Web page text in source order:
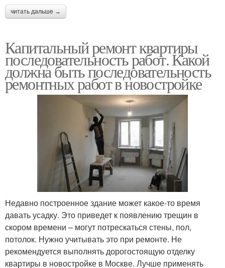
читать дальше →
Капитальный ремонт квартиры
последовательность работ. Какой
должна быть последовательность
ремонтных работ в новостройке
Недавно построенное здание может какое-то время
давать усадку. Это приведет к появлению трещин в
скором времени – могут потрескаться стены, пол,
потолок. Нужно учитывать это при ремонте. Не
рекомендуется выполнять дорогостоящую отделку
квартиры в новостройке в Москве. Лучше применять